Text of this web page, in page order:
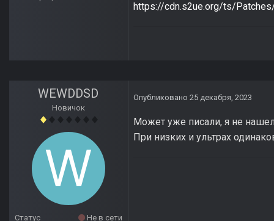
https://cdn.s2ue.org/ts/
WEWDDSD
Новичок
Статус
Не в сети
Опубликовано 25 декабря, 2023
Может уже писали, я не
При низких и ультрах